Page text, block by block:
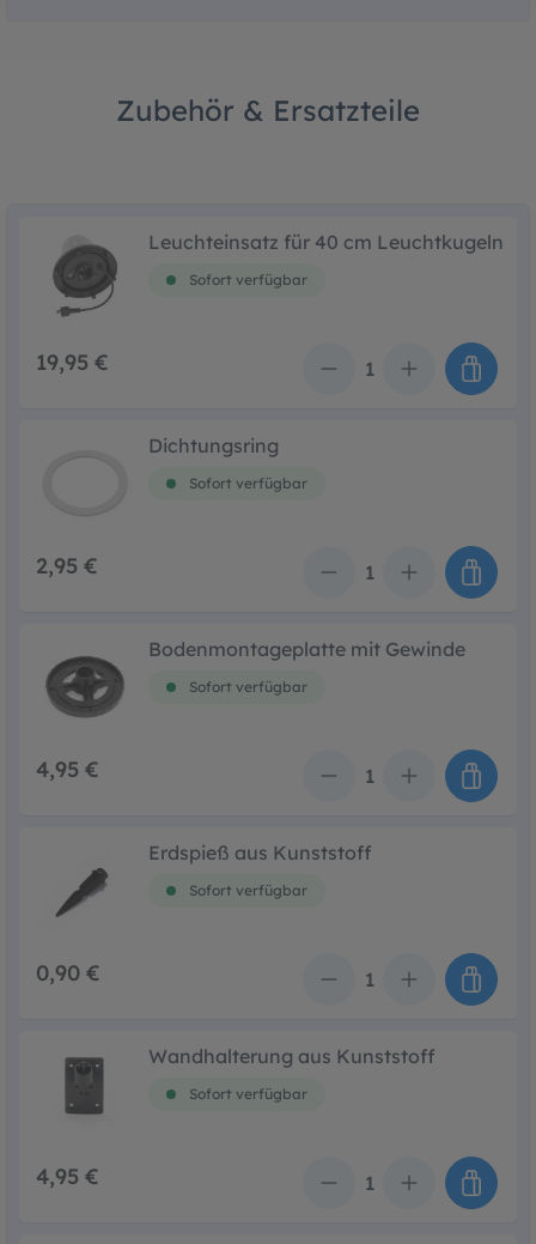
Zubehör & Ersatzteile
Leuchteinsatz für 40 cm Leuchtkugeln
Sofort verfügbar
19,95 €
Dichtungsring
Sofort verfügbar
2,95 €
Bodenmontageplatte mit Gewinde
Sofort verfügbar
4,95 €
Erdspieß aus Kunststoff
Sofort verfügbar
0,90 €
Wandhalterung aus Kunststoff
Sofort verfügbar
4,95 €